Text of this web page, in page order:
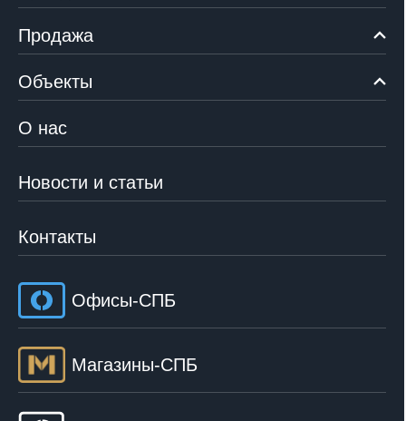
Продажа
Объекты
О нас
Новости и статьи
Контакты
Офисы-СПБ
Магазины-СПБ